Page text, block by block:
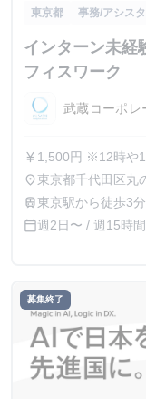
東京都 事務/アシス
インターン未経
フィスワーク
武蔵コーポレ
currency_yen 1,500円 ※12時や
place東京都千代田区丸
イス丸の内29階
train東京駅から徒歩3
線、他） ビジネス
calendar_today週2日〜 / 週15時
募集終了